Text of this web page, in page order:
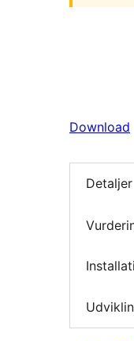
Download
Detaljer